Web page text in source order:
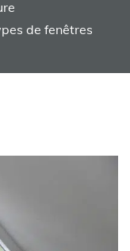
de fenêtres